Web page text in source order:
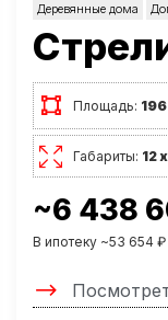
Деревянные дома
Площадь:
Габариты: 12
~6 438
В ипотеку ~53 654